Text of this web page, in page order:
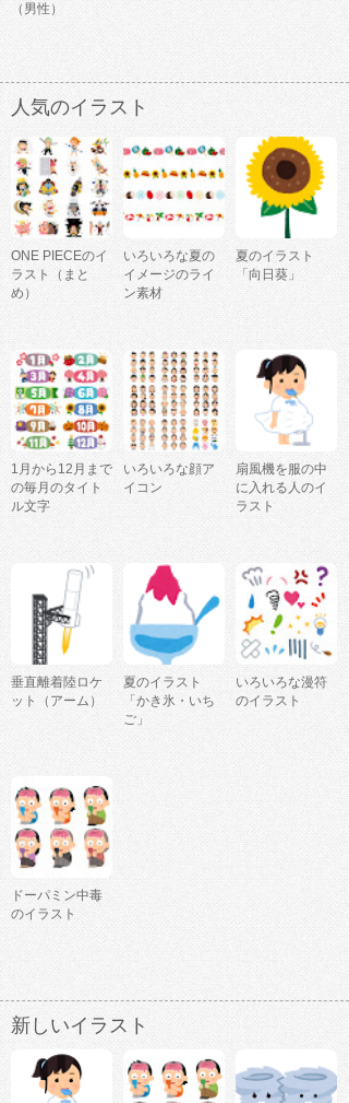
（男性）
人気のイラスト
ONE PIECEのイ
ラスト（まと
め）
いろいろな夏の
イメージのライ
ン素材
夏のイラスト
「向日葵」
1月から12月まで
の毎月のタイト
ル文字
いろいろな顔ア
イコン
扇風機を服の中
に入れる人のイ
ラスト
垂直離着陸ロケ
ット（アーム）
夏のイラスト
「かき氷・いち
ご」
いろいろな漫符
のイラスト
ドーパミン中毒
のイラスト
新しいイラスト